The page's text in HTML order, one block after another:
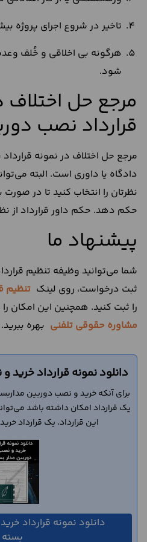
تاخیر در شروع اجرای پروژه
هرگونه بی اخلاقی و خُلف
شود.
مرجع حل اختلاف
قرارداد نصب
مرجع حل اختلاف در نمونه
دادگاه یا داوری است. البته
نظرتان را انتخاب کنید تا در
حکم دهد. حکم داور قرارداد از
پیشنهاد ما
شما می‌توانید وظیفه تنظیم
ثبت درخواست، روی لینک تنظیم
را ثبت کنید. همچنین این امکان
مشاوره حقوقی تلفنی بهره ببرید.
دانلود نمونه قرارداد
برای آنکه خرید و نصب دوربین
یک قرارداد امکان داشته باشد
این قرارداد، یک قرارداد
دانلود نمونه قرارداد
بسته